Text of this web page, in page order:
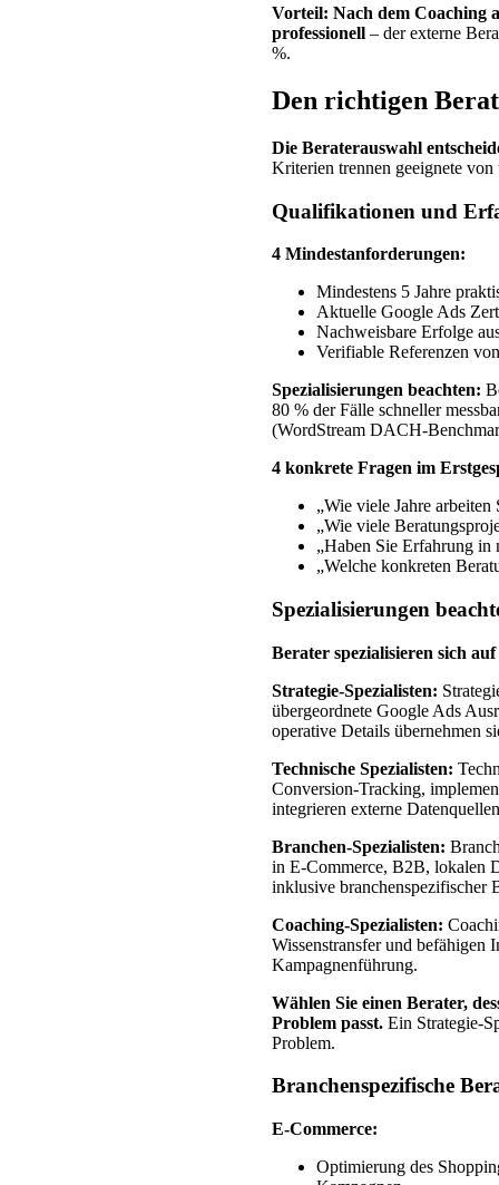
Vorteil: Nach dem Coaching
professionell – der externe
%.
Den richtigen
Die Beraterauswahl
Kriterien trennen geeignete
Qualifikationen und
4 Mindestanforderungen:
Mindestens 5 Jahre
Aktuelle Google Ads
Nachweisbare Erfolge
Verifiable Referenzen
Spezialisierungen beachten:
80 % der Fälle schneller
(WordStream DACH-
4 konkrete Fragen im
„Wie viele Jahre
„Wie viele
„Haben Sie Erfahrung in
„Welche konkreten
Spezialisierungen
Berater spezialisieren sich
Strategie-Spezialisten:
übergeordnete Google Ads
operative Details übernehmen
Technische Spezialisten:
Conversion-Tracking,
integrieren externe
Branchen-Spezialisten:
in E-Commerce, B2B, lokalen
inklusive branchenspezifischer
Coaching-Spezialisten:
Wissenstransfer und befähigen
Kampagnenführung.
Wählen Sie einen Berater,
Problem passt. Ein Strategie-
Problem.
Branchenspezifische
E-Commerce:
Optimierung des